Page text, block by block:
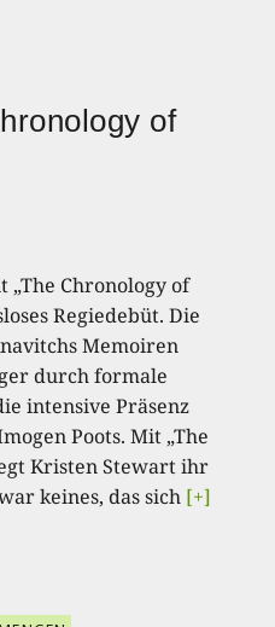
of
Chronology of
Regiedebüt. Die
Memoiren
durch formale
intensive Präsenz
Poots. Mit „The
Kristen Stewart ihr
keines, das sich [+]